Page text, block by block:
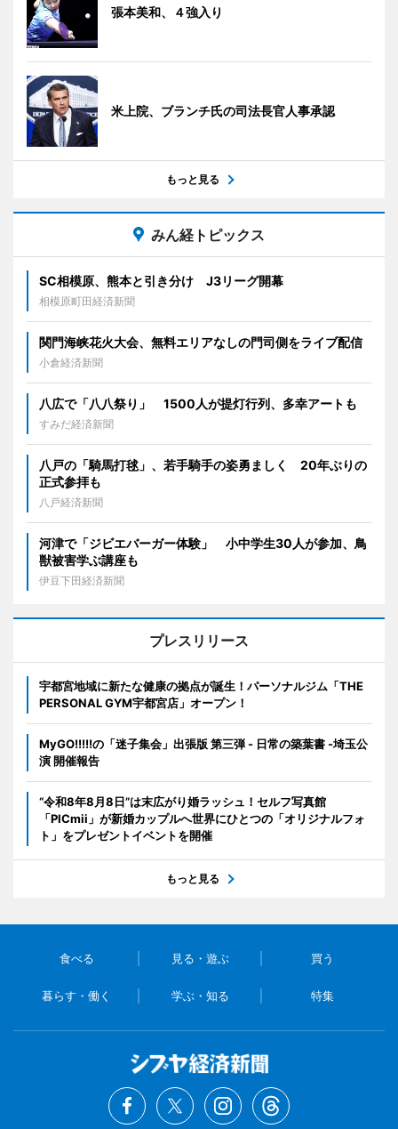
張本美和、４強入り
米上院、ブランチ氏の司法長官人事承認
もっと見る
みん経トピックス
SC相模原、熊本と引き分け J3リーグ開幕
相模原町田経済新聞
関門海峡花火大会、無料エリアなしの門司側をライブ配信
小倉経済新聞
八広で「八八祭り」 1500人が提灯行列、多幸アートも
すみだ経済新聞
八戸の「騎馬打毬」、若手騎手の姿勇ましく 20年ぶりの
正式参拝も
八戸経済新聞
河津で「ジビエバーガー体験」 小中学生30人が参加、鳥
獣被害学ぶ講座も
伊豆下田経済新聞
プレスリリース
宇都宮地域に新たな健康の拠点が誕生！パーソナルジム「THE
PERSONAL GYM宇都宮店」オープン！
MyGO!!!!!の「迷子集会」出張版 第三弾 - 日常の築葉書 -埼玉公
演 開催報告
“令和8年8月8日”は末広がり婚ラッシュ！セルフ写真館
「PICmii」が新婚カップルへ世界にひとつの「オリジナルフォ
ト」をプレゼントイベントを開催
もっと見る
食べる 見る・遊ぶ 買う
暮らす・働く 学ぶ・知る 特集